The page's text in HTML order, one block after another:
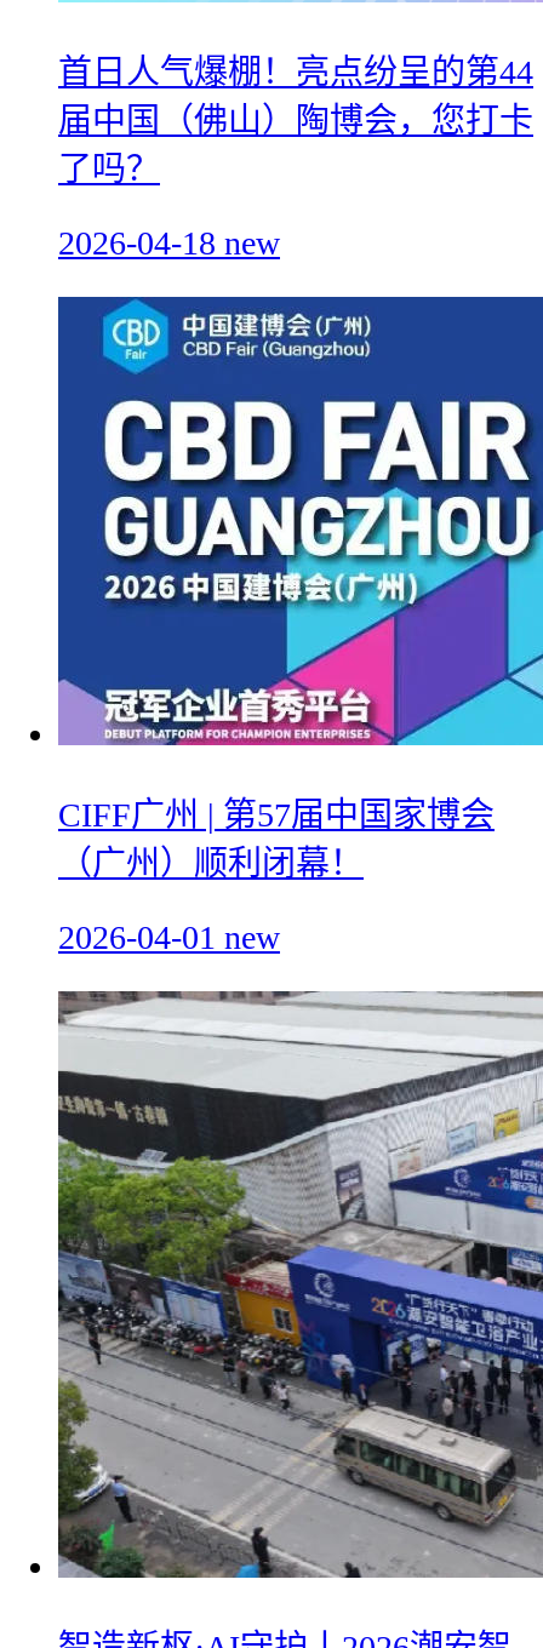
首日人气爆棚！亮点纷呈的第44
届中国（佛山）陶博会，您打卡
了吗？
2026-04-18 new
CIFF广州 | 第57届中国家博会
（广州）顺利闭幕！
2026-04-01 new